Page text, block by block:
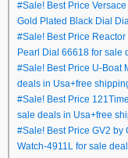
#Sale! Best Price
Gold Plated Black Dial
#Sale! Best Price
Pearl Dial 66618 for sale
#Sale! Best Price U-Boat
deals in Usa+free
#Sale! Best Price
sale deals in Usa+free
#Sale! Best Price GV2 by
Watch-4911L for sale